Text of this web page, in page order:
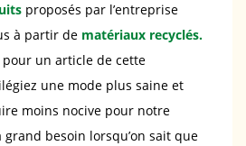
proposés par l’entreprise
à partir de matériaux recyclés.
pour un article de cette
une mode plus saine et
moins nocive pour notre
besoin lorsqu’on sait que